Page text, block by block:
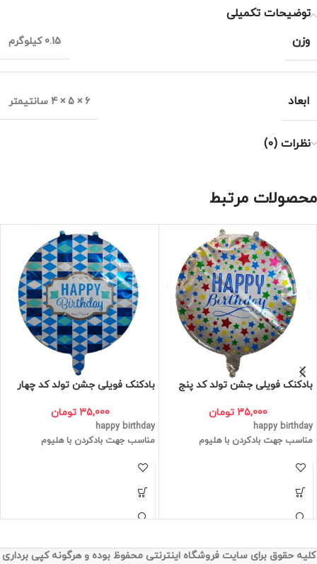
توضیحات تکمیلی
وزن
0.15 کیلوگرم
ابعاد 6 × 5 × 4 سانتیمتر
نظرات (0)
محصولات مرتبط
بادکنک فویلی جشن تولد کد پنج
35,000 تومان
happy birthday
مناسب جهت بادکردن با هلیوم
بادکنک فویلی جشن تولد کد چهار
35,000 تومان
happy birthday
مناسب جهت بادکردن با هلیوم
کلیه حقوق برای سایت فروشگاه اینترنتی محفوظ بوده و هرگونه کپی برداری